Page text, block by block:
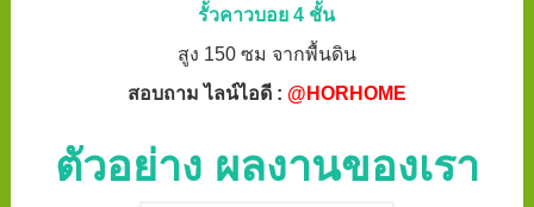
รั้วคาวบอย 4 ชั้น
สูง 150 ซม จากพื้นดิน
สอบถาม ไลน์ไอดี : @HORHOME
ตัวอย่าง ผลงานของเรา